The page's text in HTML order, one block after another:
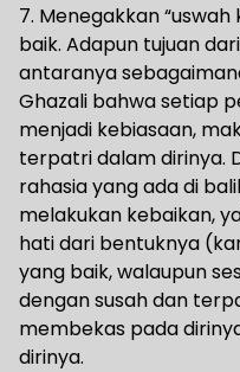
7. Menegakkan
baik. Adapun tujuan
antaranya
Ghazali bahwa setiap
menjadi kebiasaan,
terpatri dalam dirinya.
rahasia yang ada di
melakukan kebaikan,
hati dari bentuknya
yang baik, walaupun
dengan susah dan
membekas pada
dirinya.